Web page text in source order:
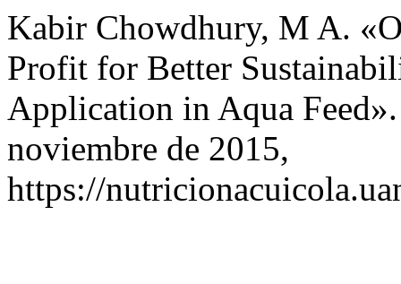
Kabir Chowdhury, M A.
Profit for Better
Application in Aqua
noviembre de 2015,
https://